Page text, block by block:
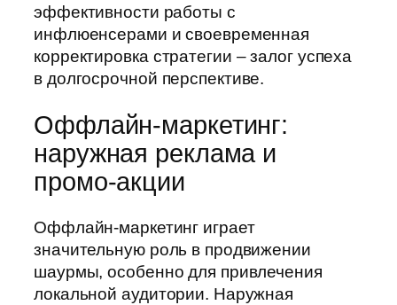
эффективности работы с
инфлюенсерами и своевременная
корректировка стратегии – залог успеха
в долгосрочной перспективе.
Оффлайн-маркетинг:
наружная реклама и
промо-акции
Оффлайн-маркетинг играет
значительную роль в продвижении
шаурмы, особенно для привлечения
локальной аудитории. Наружная